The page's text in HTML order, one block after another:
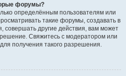
форумы?
определённым пользователям или
такие форумы, создавать в
совершать другие действия, вам может
Свяжитесь с модератором или
получения такого разрешения.